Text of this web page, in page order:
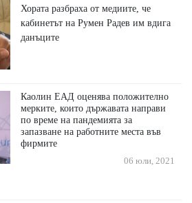
Хората разбраха от медиите, че
кабинетът на Румен Радев им вдига
данъците
Каолин ЕАД оценява положително
мерките, които държавата направи
по време на пандемията за
запазване на работните места във
фирмите
06 юли, 2021